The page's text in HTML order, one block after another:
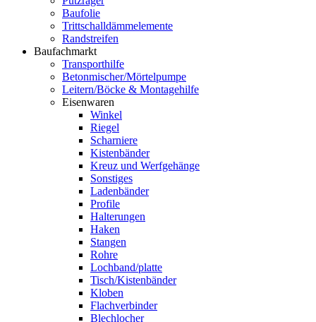
Baufolie
Trittschalldämmelemente
Randstreifen
Baufachmarkt
Transporthilfe
Betonmischer/Mörtelpumpe
Leitern/Böcke & Montagehilfe
Eisenwaren
Winkel
Riegel
Scharniere
Kistenbänder
Kreuz und Werfgehänge
Sonstiges
Ladenbänder
Profile
Halterungen
Haken
Stangen
Rohre
Lochband/platte
Tisch/Kistenbänder
Kloben
Flachverbinder
Blechlocher